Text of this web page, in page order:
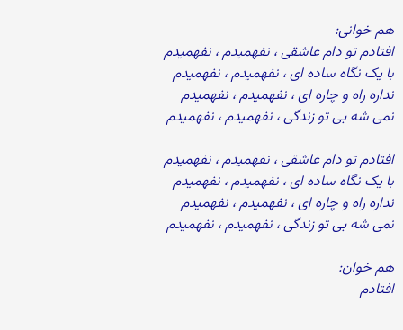
هم خوانی:
افتادم تو دام عاشقی ، نفهمیدم ، نفهمیدم
با یک نگاه ساده ای ، نفهمیدم ، نفهمیدم
نداره راه و چاره ای ، نفهمیدم ، نفهمیدم
نمی شه بی تو زندگی ، نفهمیدم ، نفهمیدم
افتادم تو دام عاشقی ، نفهمیدم ، نفهمیدم
با یک نگاه ساده ای ، نفهمیدم ، نفهمیدم
نداره راه و چاره ای ، نفهمیدم ، نفهمیدم
نمی شه بی تو زندگی ، نفهمیدم ، نفهمیدم
هم خوان:
افتادم